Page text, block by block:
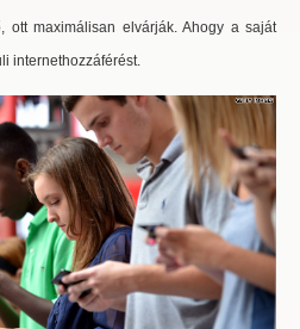
ott maximálisan elvárják. Ahogy a saját
internethozzáférést.